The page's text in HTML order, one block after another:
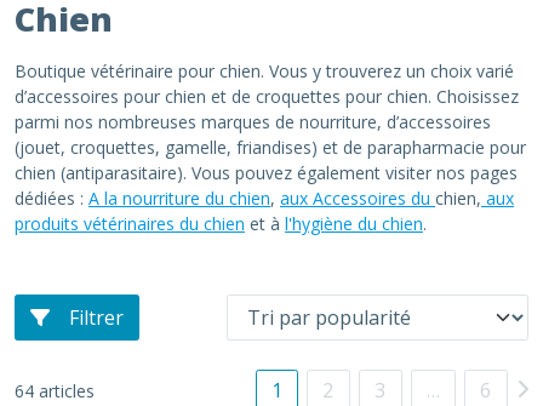
Chien
Boutique vétérinaire pour chien. Vous y trouverez un choix varié
d’accessoires pour chien et de croquettes pour chien. Choisissez
parmi nos nombreuses marques de nourriture, d’accessoires
(jouet, croquettes, gamelle, friandises) et de parapharmacie pour
chien (antiparasitaire). Vous pouvez également visiter nos pages
dédiées : A la nourriture du chien, aux Accessoires du chien, aux
produits vétérinaires du chien et à l'hygiène du chien.
Filtrer
64 articles 1 2 3 … 6